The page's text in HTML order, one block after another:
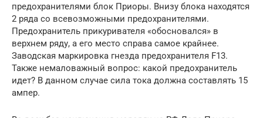
предохранителями блок Приоры. Внизу блока находятся
2 ряда со всевозможными предохранителями.
Предохранитель прикуривателя «обосновался» в
верхнем ряду, а его место справа самое крайнее.
Заводская маркировка гнезда предохранителя F13.
Также немаловажный вопрос: какой предохранитель
идет? В данном случае сила тока должна составлять 15
ампер.